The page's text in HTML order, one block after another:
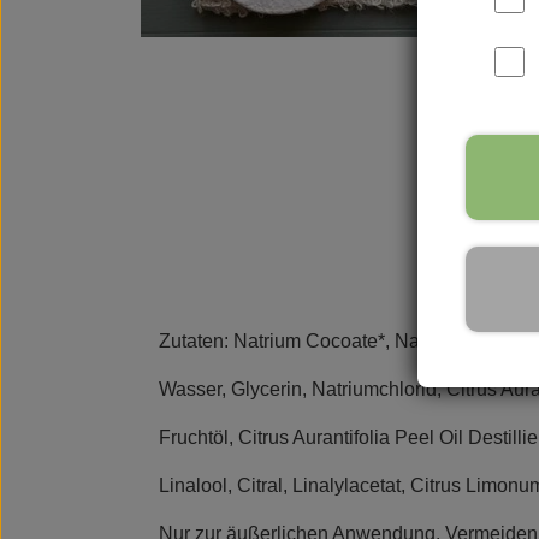
Parfüms Vance Kitira Licht
Zutaten: Natrium Cocoate*, Natrium Olivate*,
Wasser, Glycerin, Natriumchlorid, Citrus
Fruchtöl, Citrus Aurantifolia Peel Oil
Linalool, Citral, Linalylacetat, Citrus
Nur zur äußerlichen Anwendung.